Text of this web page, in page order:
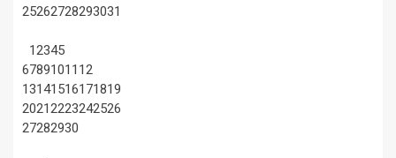
25262728293031
12345
67891011 12
13141516171819
20212223242526
27282930